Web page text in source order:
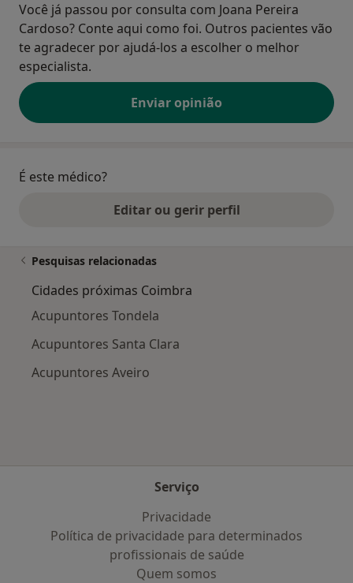
Você já passou por consulta com Joana Pereira
Cardoso? Conte aqui como foi. Outros pacientes vão
te agradecer por ajudá-los a escolher o melhor
especialista.
Enviar opinião
É este médico?
Editar ou gerir perfil
Pesquisas relacionadas
Cidades próximas Coimbra
Acupuntores Tondela
Acupuntores Santa Clara
Acupuntores Aveiro
Serviço
Privacidade
Política de privacidade para determinados
profissionais de saúde
Quem somos